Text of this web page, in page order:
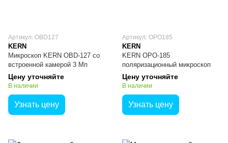
Артикул: OBD127
KERN
Микроскоп KERN OBD-127 со
встроенной камерой 3 Мп
Цену уточняйте
В наличии
Узнать цену
Артикул: OPO185
KERN
KERN OPO-185
поляризационный микроскоп
Цену уточняйте
В наличии
Узнать цену